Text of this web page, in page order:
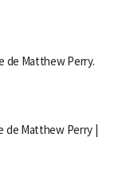
de Matthew Perry.
de Matthew Perry |